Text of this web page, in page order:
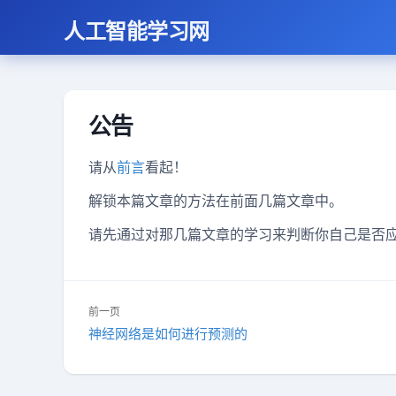
人工智能学习网
公告
请从前言看起！
解锁本篇文章的方法在前面几篇文章中。
请先通过对那几篇文章的学习来判断你自己是否
文
前一页
上
神经网络是如何进行预测的